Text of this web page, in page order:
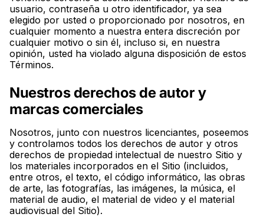
usuario, contraseña u otro identificador, ya sea
elegido por usted o proporcionado por nosotros, en
cualquier momento a nuestra entera discreción por
cualquier motivo o sin él, incluso si, en nuestra
opinión, usted ha violado alguna disposición de estos
Términos.
Nuestros derechos de autor y
marcas comerciales
Nosotros, junto con nuestros licenciantes, poseemos
y controlamos todos los derechos de autor y otros
derechos de propiedad intelectual de nuestro Sitio y
los materiales incorporados en el Sitio (incluidos,
entre otros, el texto, el código informático, las obras
de arte, las fotografías, las imágenes, la música, el
material de audio, el material de video y el material
audiovisual del Sitio).